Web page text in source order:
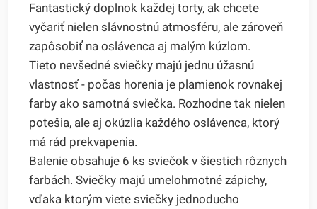
Fantastický doplnok každej torty, ak chcete
vyčariť nielen slávnostnú atmosféru, ale zároveň
zapôsobiť na oslávenca aj malým kúzlom.
Tieto nevšedné sviečky majú jednu úžasnú
vlastnosť - počas horenia je plamienok rovnakej
farby ako samotná sviečka. Rozhodne tak nielen
potešia, ale aj okúzlia každého oslávenca, ktorý
má rád prekvapenia.
Balenie obsahuje 6 ks sviečok v šiestich rôznych
farbách. Sviečky majú umelohmotné zápichy,
vďaka ktorým viete sviečky jednoducho